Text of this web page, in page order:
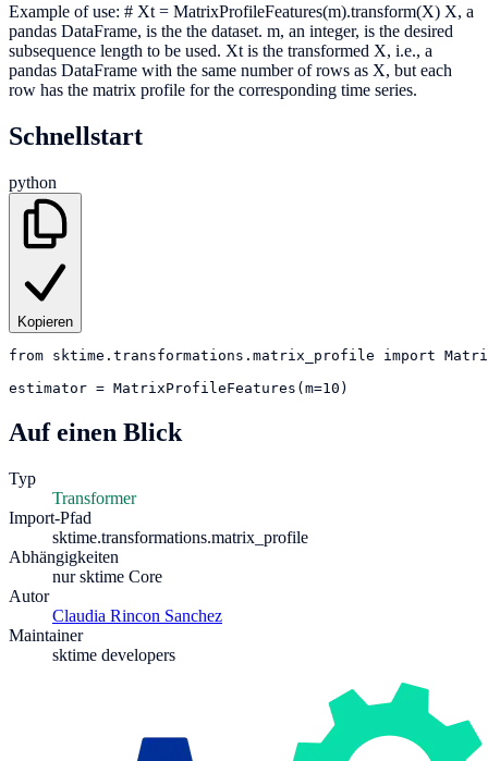
Example of use: # Xt = MatrixProfileFeatures(m).transform(X) X, a
pandas DataFrame, is the the dataset. m, an integer, is the desired
subsequence length to be used. Xt is the transformed X, i.e., a
pandas DataFrame with the same number of rows as X, but each
row has the matrix profile for the corresponding time series.
Schnellstart
python
Kopieren
from sktime.transformations.matrix_profile import
estimator = MatrixProfileFeatures(m=10)
Auf einen Blick
Typ
Transformer
Import-Pfad
sktime.transformations.matrix_profile
Abhängigkeiten
nur sktime Core
Autor
Claudia Rincon Sanchez
Maintainer
sktime developers